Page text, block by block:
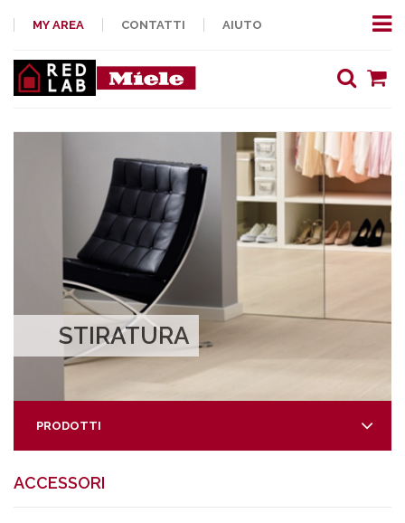
MY AREA CONTATTI AIUTO
STIRATURA
PRODOTTI
ACCESSORI